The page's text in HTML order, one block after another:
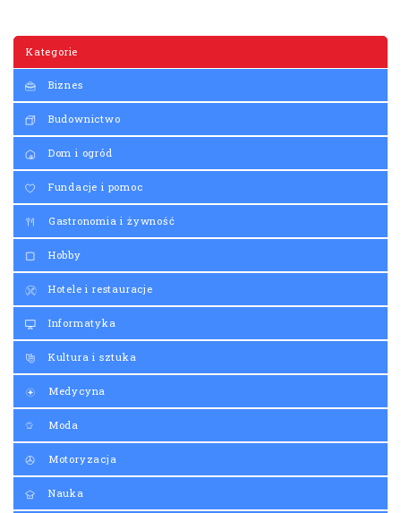
Kategorie
Biznes
Budownictwo
Dom i ogród
Fundacje i pomoc
Gastronomia i żywność
Hobby
Hotele i restauracje
Informatyka
Kultura i sztuka
Medycyna
Moda
Motoryzacja
Nauka